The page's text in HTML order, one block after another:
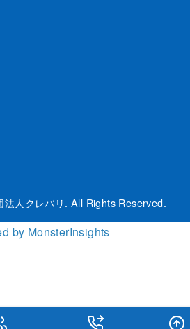
人クレバリ. All Rights Reserved.